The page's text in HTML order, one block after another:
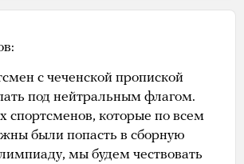
с чеченской пропиской
под нейтральным флагом.
спортсменов, которые по всем
были попасть в сборную
мы будем чествовать